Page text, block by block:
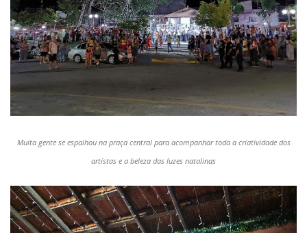
Muita gente se espalhou na praça central para acompanhar toda a criatividade dos
artistas e a beleza das luzes natalinas